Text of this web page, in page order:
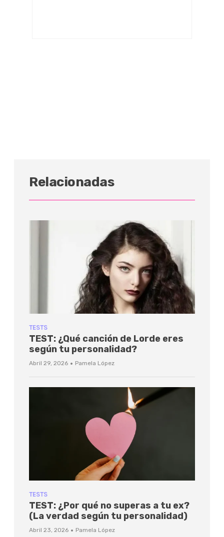
Relacionadas
TESTS
TEST: ¿Qué canción de Lorde eres
según tu personalidad?
Abril 29, 2026 · Pamela López
TESTS
TEST: ¿Por qué no superas a tu ex?
(La verdad según tu personalidad)
Abril 23, 2026 · Pamela López